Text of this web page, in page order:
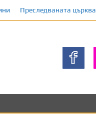
Преследваната църква